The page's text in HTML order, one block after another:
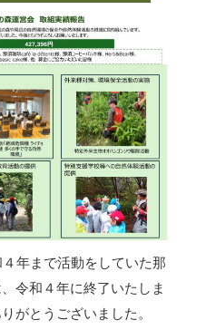
年まで活動をしていた那
令和４年に終了いたしま
がとうございました。